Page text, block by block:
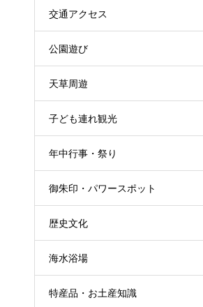
交通アクセス
公園遊び
天草周遊
子ども連れ観光
年中行事・祭り
御朱印・パワースポット
歴史文化
海水浴場
特産品・お土産知識